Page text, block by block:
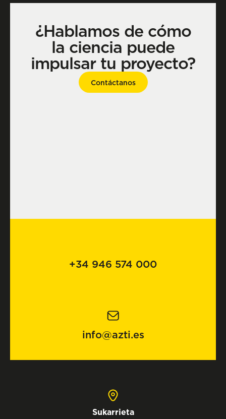
¿Hablamos de cómo
la ciencia puede
impulsar tu proyecto?
Contáctanos
+34 946 574 000
info@azti.es
Sukarrieta